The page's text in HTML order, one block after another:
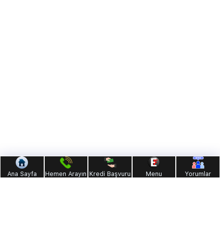
Ana Sayfa Hemen Arayın Kredi Başvuru Menu Yorumlar